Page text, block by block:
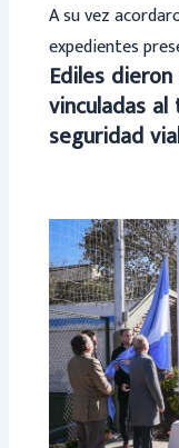
A su vez
expedientes
Ediles
vinculadas
seguridad